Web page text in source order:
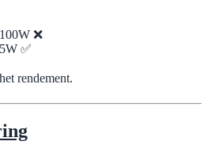
❌
✅
rendement.